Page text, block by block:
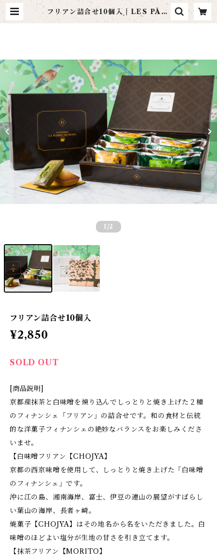
フリアン詰合せ10個入 | LES PÂTI
SSERIES LA MARÉE DE CHA
1 /2
フリアン詰合せ10個入
¥2,850
SOLD OUT
[商品説明]
京都産抹茶と白味噌を煉り込んでしっとりと焼き上げた２種
のフィナンシェ「フリアン」の詰合せです。和の食材と伝統
的な洋菓子フィナンシェの絶妙なバランスをお楽しみくださ
いませ。
【白味噌フリアン【CHOJYA】
京都の西京味噌を使用して、しっとりと焼き上げた「白味噌
のフィナンシェ」です。
沖に江の島、湘南海岸、富士、伊豆の連山の展望がすばらし
い葉山の海岸、長者ヶ崎。
焼菓子【CHOJYA】はその地名から名をいただきました。白
味噌のほどよい塩分が生地の甘さを引き立てます。
【抹茶フリアン【MORITO】